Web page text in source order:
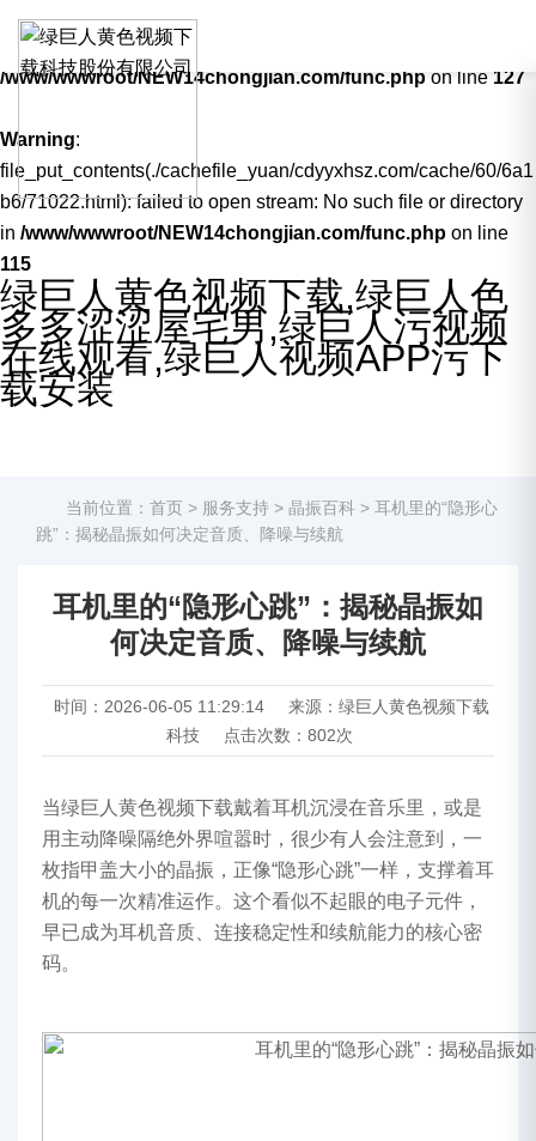
Warning: mkdir(): No space left on device in
/www/wwwroot/NEW14chongjian.com/func.php on line 127
Warning:
file_put_contents(./cachefile_yuan/cdyyxhsz.com/cache/60/6a1
b6/71022.html): failed to open stream: No such file or directory
in /www/wwwroot/NEW14chongjian.com/func.php on line
115
绿巨人黄色视频下载,绿巨人色
多多涩涩屋宅男,绿巨人污视频
在线观看,绿巨人视频APP污下
载安装
科
当前位置： 首页 > 服务支持 > 晶振百科 > 耳机里的“隐形心
跳”：揭秘晶振如何决定音质、降噪与续航
耳机里的“隐形心跳”：揭秘晶振如
何决定音质、降噪与续航
时间：2026-06-05 11:29:14
来源：绿巨人黄色视频下载
科技
点击次数：802次
当绿巨人黄色视频下载戴着耳机沉浸在音乐里，或是
用主动降噪隔绝外界喧嚣时，很少有人会注意到，一
枚指甲盖大小的晶振，正像“隐形心跳”一样，支撑着耳
机的每一次精准运作。这个看似不起眼的电子元件，
早已成为耳机音质、连接稳定性和续航能力的核心密
码。